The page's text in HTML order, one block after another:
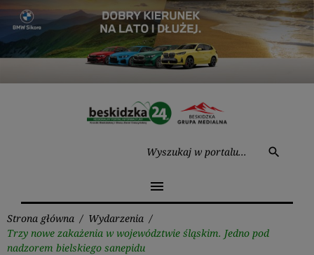
Przejdź
treści
search
menu
Strona główna / Wydarzenia /
Trzy nowe zakażenia w województwie śląskim. Jedno pod
nadzorem bielskiego sanepidu